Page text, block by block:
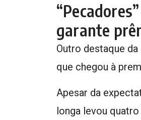
garante
Outro destaque
que chegou à
Apesar da
longa levou